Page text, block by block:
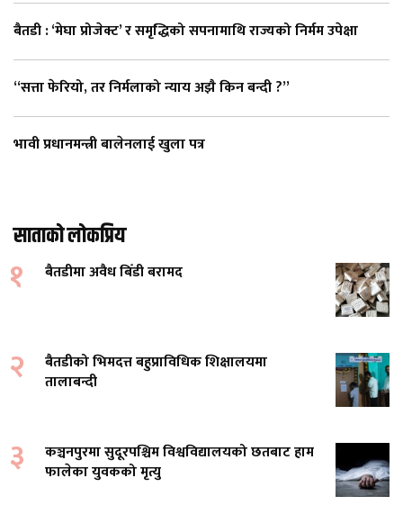
बैतडी : ‘मेघा प्रोजेक्ट’ र समृद्धिको सपनामाथि राज्यको निर्मम उपेक्षा
“सत्ता फेरियो, तर निर्मलाको न्याय अझै किन बन्दी ?”
भावी प्रधानमन्त्री बालेनलाई खुला पत्र
साताको लोकप्रिय
१ बैतडीमा अवैध बिँडी बरामद
२
बैतडीको भिमदत्त बहुप्राविधिक शिक्षालयमा
तालाबन्दी
३
कञ्चनपुरमा सुदूरपश्चिम विश्वविद्यालयको छतबाट हाम
फालेका युवकको मृत्यु